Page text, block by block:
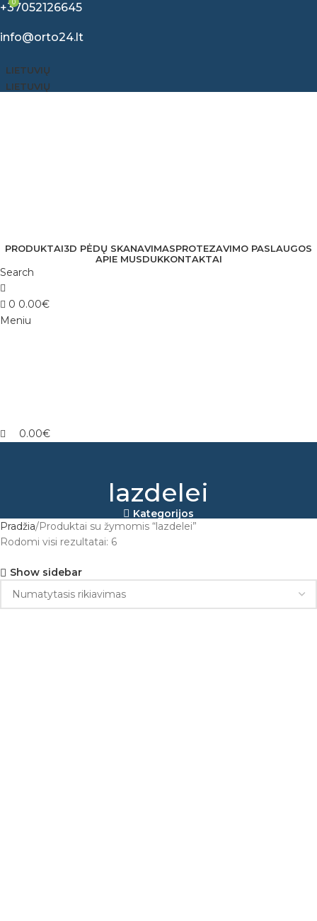
+37052126645
info@orto24.lt
LIETUVIŲ
LIETUVIŲ
PRODUKTAI3D PĖDŲ SKANAVIMASPROTEZAVIMO PASLAUGOS
APIE MUSDUKKONTAKTAI
Search
0 0.00€
Meniu
0
0.00€
lazdelei
Kategorijos
Pradžia Produktai su žymomis “lazdelei”
Rodomi visi rezultatai: 6
Show sidebar